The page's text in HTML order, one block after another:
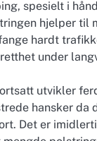
spesielt i
hjelper til
hardt
under
utvikler
hansker da
Det er